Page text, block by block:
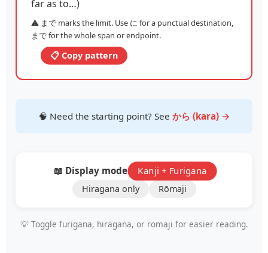
far as to…)
⚠️ まで marks the limit. Use に for a punctual destination,
まで for the whole span or endpoint.
📋 Copy pattern
🧠 Need the starting point? See から (kara) →
📖 Display mode: Kanji + Furigana
Hiragana only Rōmaji
💡 Toggle furigana, hiragana, or romaji for easier reading.